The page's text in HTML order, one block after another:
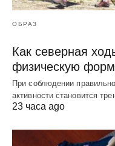
ОБРАЗ
Как северная
физическую
При соблюдении
активности становится
23 часа ago